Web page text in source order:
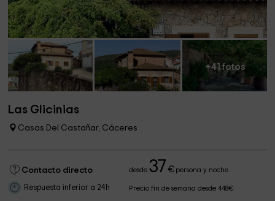
+41 fotos
Las Glicinias
Casas Del Castañar, Cáceres
Contacto directo desde37 €persona y noche
Respuesta inferior a 24h Precio fin de semana desde 448€